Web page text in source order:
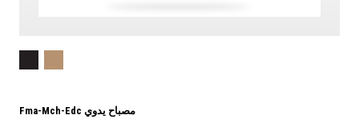
Fma-Mch-Edc مصباح يدوي